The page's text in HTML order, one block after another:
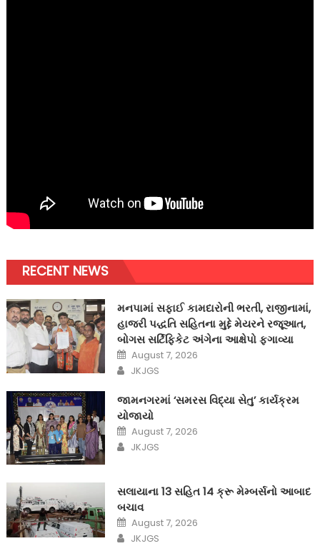
RECENT NEWS
મનપામાં સફાઈ કામદારોની ભરતી, રાજીનામાં,
હાજરી પદ્ધતિ સહિતના મુદ્દે મેયરને રજૂઆત,
બોગસ સર્ટિફિકેટ અંગેના આક્ષેપો ફગાવ્યા
Posted
on
August 7, 2026
Author
JKJGS
જામનગરમાં ‘સમરસ વિદ્યા સેતુ’ કાર્યક્રમ
યોજાયો
Posted
on
August 7, 2026
Author
JKJGS
સલાયાના 13 સહિત 14 ક્રૂ મેમ્બર્સનો આબાદ
બચાવ‎
Posted
on
August 7, 2026
Author
JKJGS